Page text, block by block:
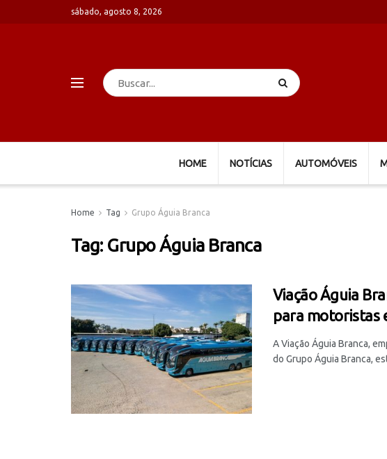
sábado, agosto 8, 2026
HOME NOTÍCIAS AUTOMÓVEIS
Home Tag Grupo Águia Branca
Tag: Grupo Águia Branca
Viação Águia
para motoristas
A Viação Águia Branca,
do Grupo Águia Branca,